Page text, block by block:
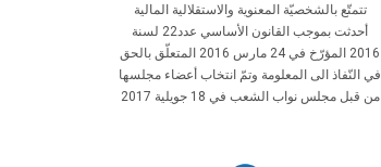
تتمتّع بالشخصيّة المعنوية والاستقلالية المالية
أحدثت بموجب القانون الأساسي عدد22 لسنة
2016 المؤرّخ في 24 مارس 2016 المتعلّق بالحق
في النّفاذ الى المعلومة وتمّ انتخاب أعضاء مجلسها
من قبل مجلس نواب الشعب في 18 جويلية 2017